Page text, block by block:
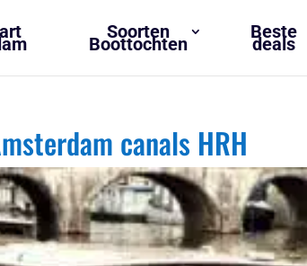
canals HRH
Soorten
Boottochten
Beste
deals